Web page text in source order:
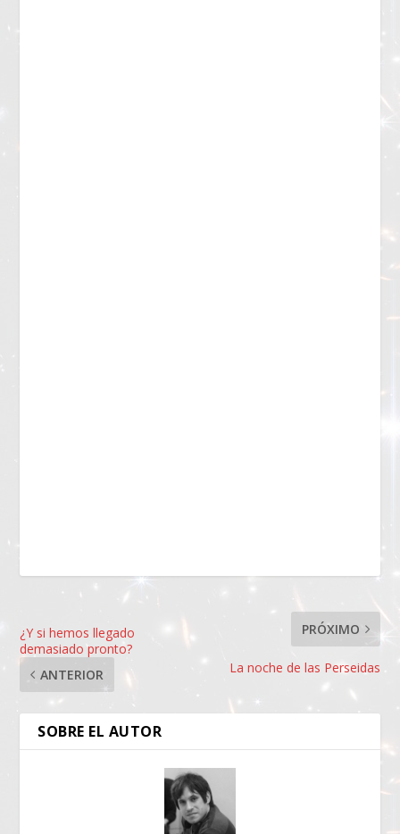
¿Y si hemos llegado
demasiado pronto?
ANTERIOR
PRÓXIMO
La noche de las Perseidas
SOBRE EL AUTOR